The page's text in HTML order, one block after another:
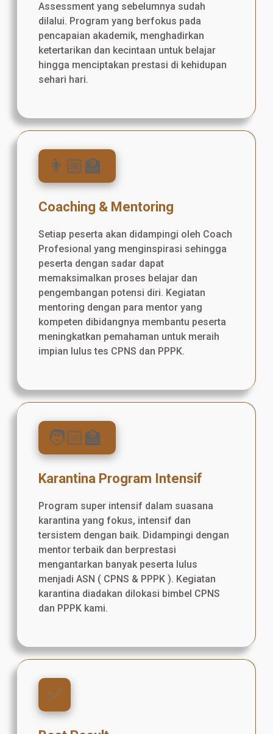
Assessment yang sebelumnya sudah
dilalui. Program yang berfokus pada
pencapaian akademik, menghadirkan
ketertarikan dan kecintaan untuk belajar
hingga menciptakan prestasi di kehidupan
sehari hari.
👨🏼‍🏫
Coaching & Mentoring
Setiap peserta akan didampingi oleh Coach
Profesional yang menginspirasi sehingga
peserta dengan sadar dapat
memaksimalkan proses belajar dan
pengembangan potensi diri. Kegiatan
mentoring dengan para mentor yang
kompeten dibidangnya membantu peserta
meningkatkan pemahaman untuk meraih
impian lulus tes CPNS dan PPPK.
🧑🏻‍🏫
Karantina Program Intensif
Program super intensif dalam suasana
karantina yang fokus, intensif dan
tersistem dengan baik. Didampingi dengan
mentor terbaik dan berprestasi
mengantarkan banyak peserta lulus
menjadi ASN ( CPNS & PPPK ). Kegiatan
karantina diadakan dilokasi bimbel CPNS
dan PPPK kami.
✅️